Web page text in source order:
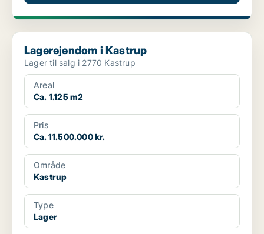
Lagerejendom i Kastrup
Lagerejendom i Kastrup
Lager til salg i 2770 Kastrup
Areal
Ca. 1.125 m2
Pris
Ca. 11.500.000 kr.
Område
Kastrup
Type
Lager